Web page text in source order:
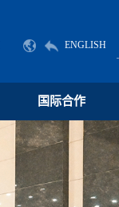
ENGLISH
国际合作